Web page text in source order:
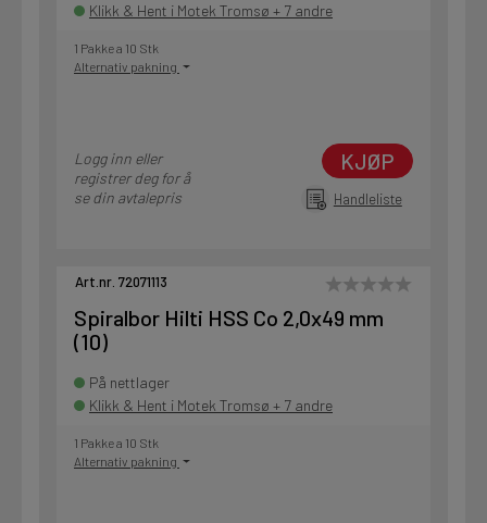
Klikk & Hent i Motek Tromsø + 7 andre
1 Pakke a 10 Stk
Alternativ pakning
Logg inn eller
registrer deg for å
se din avtalepris
KJØP
Handleliste
Art.nr. 72071113
Spiralbor Hilti HSS Co 2,0x49 mm
(10)
På nettlager
Klikk & Hent i Motek Tromsø + 7 andre
1 Pakke a 10 Stk
Alternativ pakning